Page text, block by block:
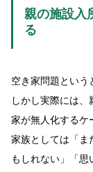
親の施設入
る
空き家問題という
しかし実際には
家が無人化するケ
家族としては「ま
もしれない」「思